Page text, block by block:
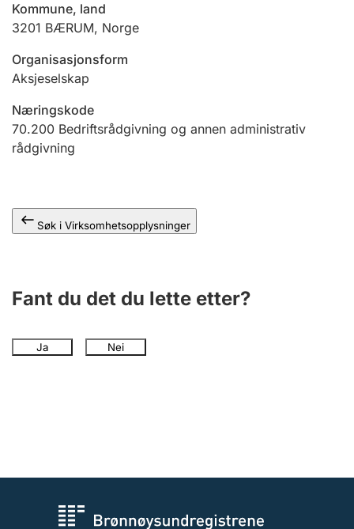
Ektepaktveileder
Offentlig sektor
Kommune, land
3201 BÆRUM, Norge
Organisasjonsform
Aksjeselskap
Næringskode
70.200 Bedriftsrådgivning og annen administrativ
rådgivning
Søk i Virksomhetsopplysninger
Fant du det du lette etter?
Ja Nei